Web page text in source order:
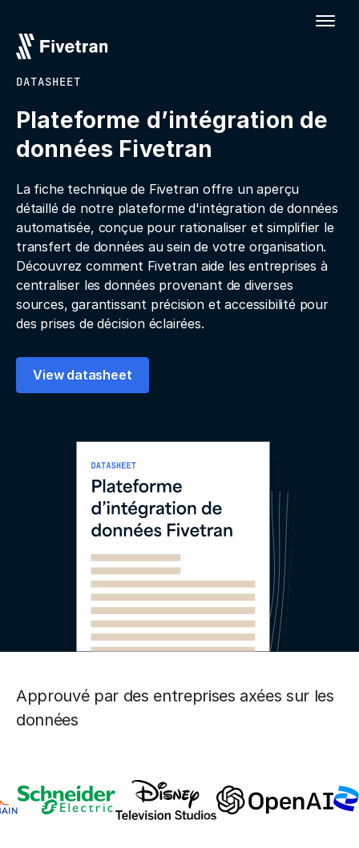
DATASHEET
Plateforme d’intégration de
données Fivetran
La fiche technique de Fivetran offre un aperçu
détaillé de notre plateforme d'intégration de données
automatisée, conçue pour rationaliser et simplifier le
transfert de données au sein de votre organisation.
Découvrez comment Fivetran aide les entreprises à
centraliser les données provenant de diverses
sources, garantissant précision et accessibilité pour
des prises de décision éclairées.
View datasheet
Approuvé par des entreprises axées sur les
données